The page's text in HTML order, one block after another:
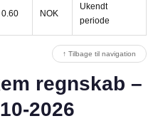
0.60 NOK
Ukendt
periode
↑ Tilbage til navigation
regnskab –
2026